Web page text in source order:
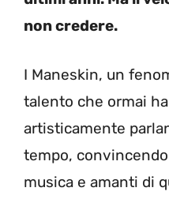
non credere.
I Maneskin, un
talento che ormai
artisticamente
tempo,
musica e amanti di